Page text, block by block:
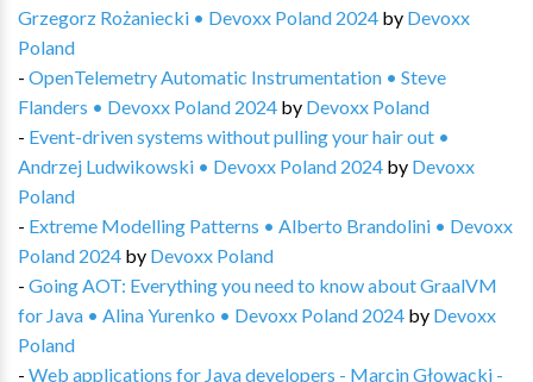
Grzegorz Rożaniecki • Devoxx Poland 2024 by Devoxx
Poland
- OpenTelemetry Automatic Instrumentation • Steve
Flanders • Devoxx Poland 2024 by Devoxx Poland
- Event-driven systems without pulling your hair out •
Andrzej Ludwikowski • Devoxx Poland 2024 by Devoxx
Poland
- Extreme Modelling Patterns • Alberto Brandolini • Devoxx
Poland 2024 by Devoxx Poland
- Going AOT: Everything you need to know about GraalVM
for Java • Alina Yurenko • Devoxx Poland 2024 by Devoxx
Poland
- Web applications for Java developers - Marcin Głowacki -